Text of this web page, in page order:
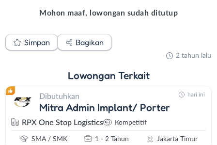
Mohon maaf, lowongan sudah ditutup
Simpan Bagikan
2 tahun lalu
Lowongan Terkait
Dibutuhkan
Mitra Admin Implant/ Porter
RPX One Stop Logistics Kompetitif
SMA / SMK 1 - 2 Tahun Jakarta Timur
hari ini